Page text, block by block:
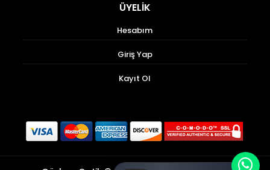
ÜYELİK
Hesabım
Giriş Yap
Kayıt Ol